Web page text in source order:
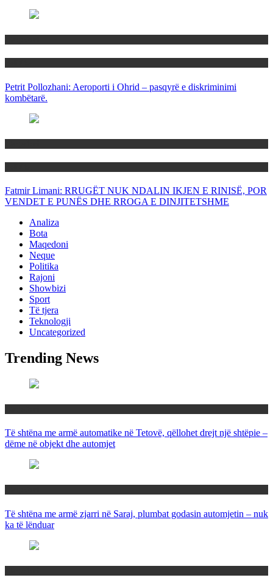
Petrit Pollozhani: Aeroporti i Ohrid – pasqyrë e diskriminimi
kombëtarë.
Fatmir Limani: RRUGËT NUK NDALIN IKJEN E RINISË, POR
VENDET E PUNËS DHE RROGA E DINJITETSHME
Analiza
Bota
Maqedoni
Neque
Politika
Rajoni
Showbizi
Sport
Të tjera
Teknologji
Uncategorized
Trending News
Të shtëna me armë automatike në Tetovë, qëllohet drejt një shtëpie –
dëme në objekt dhe automjet
Të shtëna me armë zjarri në Saraj, plumbat godasin automjetin – nuk
ka të lënduar